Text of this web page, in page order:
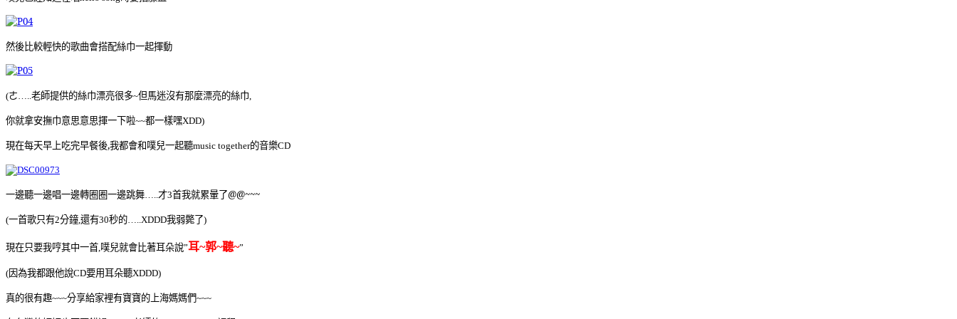
然後比較輕快的歌曲會搭配絲巾一起揮動
(ㄜ 老師提供的絲巾漂亮很多~但馬迷沒有那麼漂亮的絲巾
你就拿安撫巾意思意思揮一下啦~~都一樣嘿XDD)
現在每天早上吃完早餐後,我都會和噗兒一起聽music together的音樂CD
一邊聽一邊唱一邊轉圈圈一邊跳舞 才3首我就累暈了@@~~~
(一首歌只有2分鐘還有30秒的 …..XDDD我弱斃了)
現在只要我哼其中一首 噗兒就會比著耳朵說”耳~郭~聽~”
(因為我都跟他說CD要用耳朵聽XDDD)
真的很有趣~~~分享給家裡有寶寶的上海媽媽們~~~